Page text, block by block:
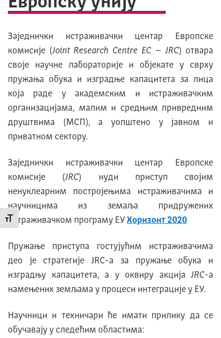
Промени величину слова
Заједнички истраживачки центар Европске
комисије (Joint Research Centre EC– JRC) отвара
своје научне лабораторије и објекате у сврху
пружања обука и изградње капацитета за лица
која раде у академским и истраживачким
организацијама, малим и средњим привредним
друштвима (МСП), а уопштено у јавном и
приватном сектору.
Заједнички истраживачки центар Европске
комисије (JRC) нуди приступ својим
ненуклеарним постројењима истраживачима и
научницима из земаља придружених
истраживачком програму ЕУ Хоризонт 2020
Пружање приступа гостујућим истраживачима
део је стратегије JRC-а за пружање обука и
изградњу капацитета, а у оквиру акцијаJRC-а
намењених земљама у процеси интеграције у ЕУ.
Научници и техничари ће имати прилику да се
обучавају у следећим областима: